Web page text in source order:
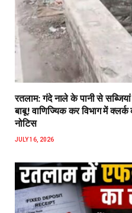
रतलाम: गंदे नाले के पानी से
बाबू! वाणिज्यिक कर विभाग में
नोटिस
JULY 16, 2026